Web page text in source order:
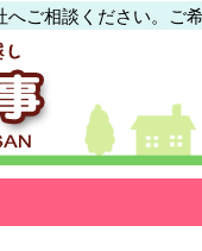
ご相談ください。